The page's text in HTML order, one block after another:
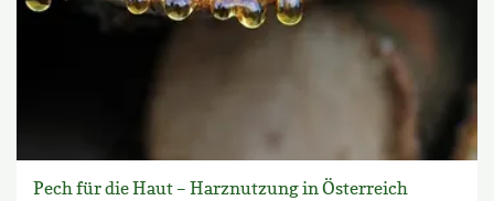
Pech für die Haut – Harznutzung in Österreich